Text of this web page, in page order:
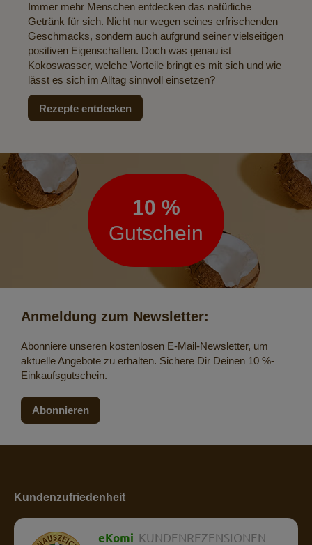
Immer mehr Menschen entdecken das natürliche
Getränk für sich. Nicht nur wegen seines erfrischenden
Geschmacks, sondern auch aufgrund seiner vielseitigen
positiven Eigenschaften. Doch was genau ist
Kokoswasser, welche Vorteile bringt es mit sich und wie
lässt es sich im Alltag sinnvoll einsetzen?
Rezepte entdecken
Newsletter
10 %
Gutschein
Anmeldung zum Newsletter:
Abonniere unseren kostenlosen E-Mail-Newsletter, um
aktuelle Angebote zu erhalten. Sichere Dir Deinen 10 %-
Einkaufsgutschein.
Abonnieren
Kundenzufriedenheit
eKomi KUNDENREZENSIONEN